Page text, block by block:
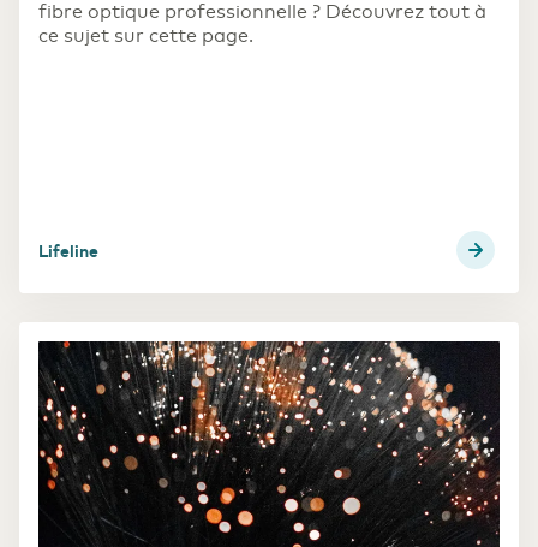
fibre optique professionnelle ? Découvrez tout à
ce sujet sur cette page.
Lifeline